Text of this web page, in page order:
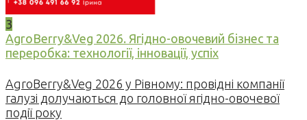
3
AgroBerry&Veg 2026. Ягідно-овочевий бізнес та
переробка: технології, інновації, успіх
AgroBerry&Veg 2026 у Рівному: провідні компанії
галузі долучаються до головної ягідно-овочевої
події року